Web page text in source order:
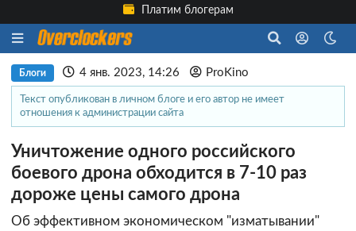
Платим блогерам
Блоги 4 янв. 2023, 14:26 ProKino
Текст опубликован в личном блоге и его автор не имеет
отношения к администрации сайта
Уничтожение одного российского
боевого дрона обходится в 7-10 раз
дороже цены самого дрона
Об эффективном экономическом "изматывании"